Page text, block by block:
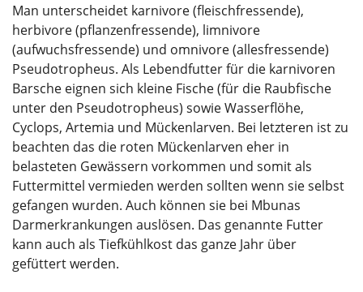
Man unterscheidet karnivore (fleischfressende),
herbivore (pflanzenfressende), limnivore
(aufwuchsfressende) und omnivore (allesfressende)
Pseudotropheus. Als Lebendfutter für die karnivoren
Barsche eignen sich kleine Fische (für die Raubfische
unter den Pseudotropheus) sowie Wasserflöhe,
Cyclops, Artemia und Mückenlarven. Bei letzteren ist zu
beachten das die roten Mückenlarven eher in
belasteten Gewässern vorkommen und somit als
Futtermittel vermieden werden sollten wenn sie selbst
gefangen wurden. Auch können sie bei Mbunas
Darmerkrankungen auslösen. Das genannte Futter
kann auch als Tiefkühlkost das ganze Jahr über
gefüttert werden.